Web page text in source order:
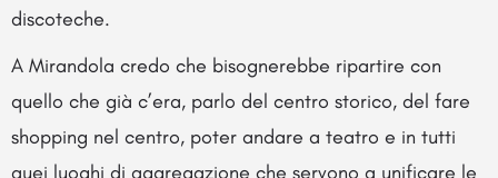
discoteche.
A Mirandola credo che bisognerebbe ripartire con
quello che già c’era, parlo del centro storico, del fare
shopping nel centro, poter andare a teatro e in tutti
quei luoghi di aggregazione che servono a unificare le